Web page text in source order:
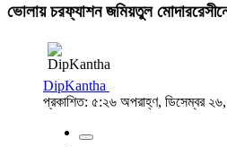
ভোলায় চরফ্যাশন জমিয়তুল
DipKantha
প্রকাশিত: ৫:২৬ অপরাহ্ণ, ডিসেম্বর